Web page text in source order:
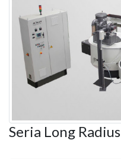
Seria Long Radius